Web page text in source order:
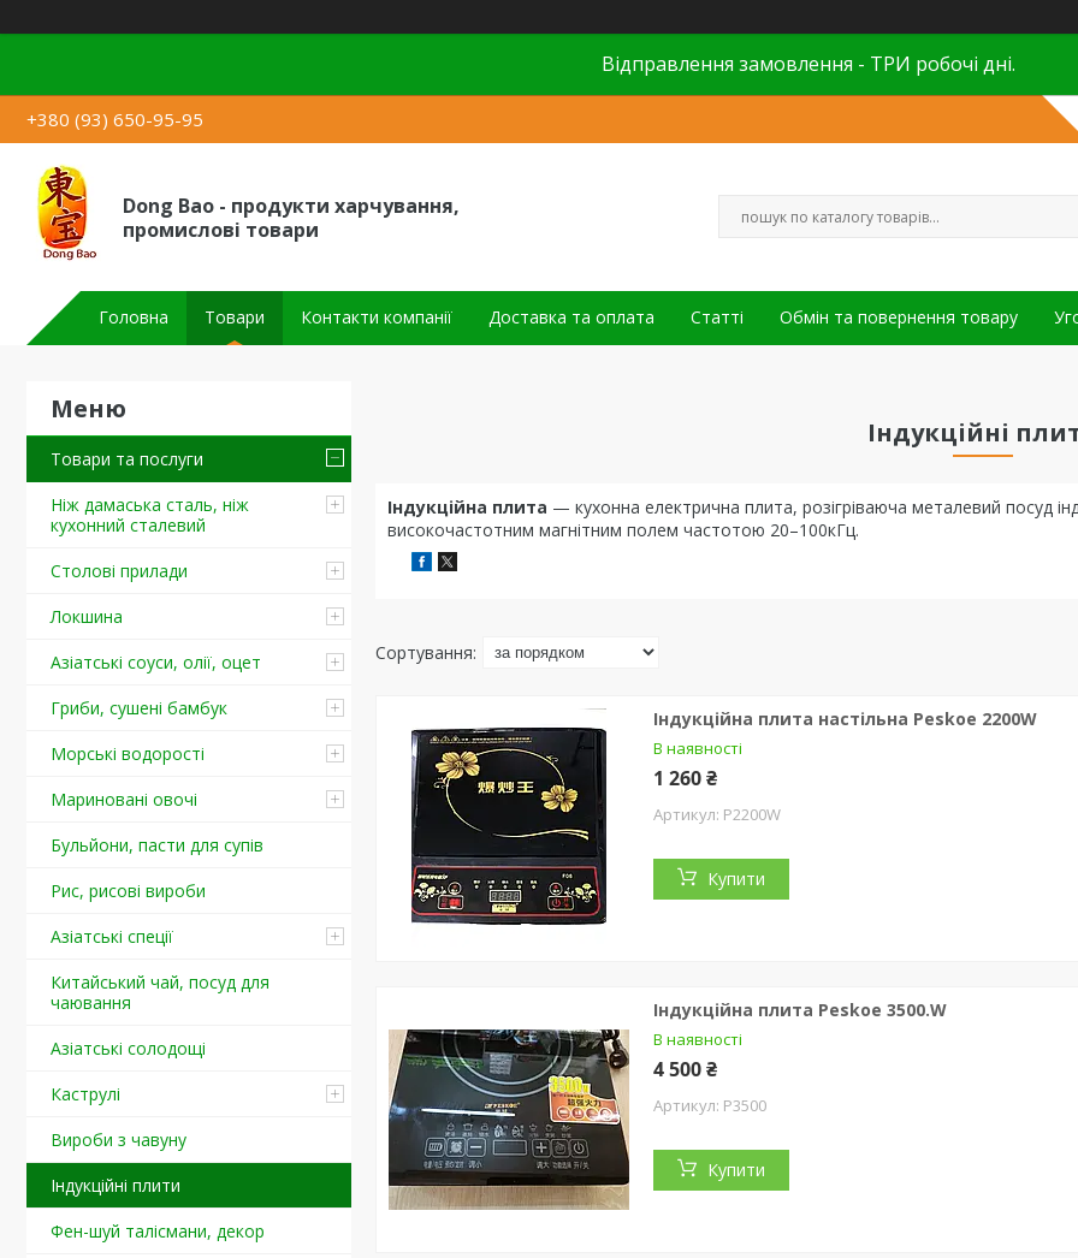
Відправлення замовлення - ТРИ робочі дні.
+380 (93) 650-95-95
Dong Bao - продукти харчування,
промислові товари
Головна Товари Контакти компанії Доставка та оплата Статті Обмін та повернення товару
Товари та послуги
Ніж дамаська сталь, ніж
кухонний сталевий
Столові прилади
Локшина
Азіатські соуси, олії, оцет
Гриби, сушені бамбук
Морські водорості
Мариновані овочі
Бульйони, пасти для супів
Рис, рисові вироби
Азіатські спеції
Китайський чай, посуд для
чаювання
Азіатські солодощі
Каструлі
Вироби з чавуну
Індукційні плити
Фен-шуй талісмани, декор
Індукційні
Індукційна плита — кухонна електрична плита, розігріваюча металевий посуд
високочастотним магнітним полем частотою 20–100кГц.
Індукційна плита настільна Peskoe 2200W
В наявності
1 260 ₴
P2200W
Купити
Індукційна плита Peskoe 3500.W
В наявності
4 500 ₴
P3500
Купити